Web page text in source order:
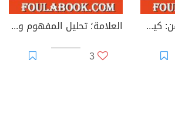
الموضوع وعناصر الفن: كيف يحقق الفنان الهدف من الموضوع؟
العلامة؛ تحليل المفهوم وتاريخه
3